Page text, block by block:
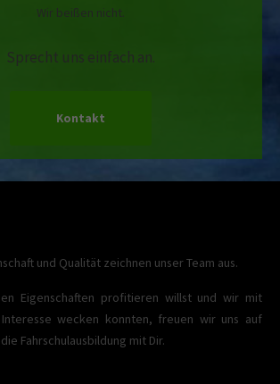
Wir beißen nicht.
Sprecht uns einfach an.
Kontakt
und Qualität zeichnen unser Team aus.
Eigenschaften profitieren willst und wir mit
wecken konnten, freuen wir uns auf
Fahrschulausbildung mit Dir.